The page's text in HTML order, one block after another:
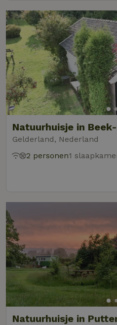
Natuurhuisje in
Gelderland, Nederland
2 personen1
Natuurhuisje in